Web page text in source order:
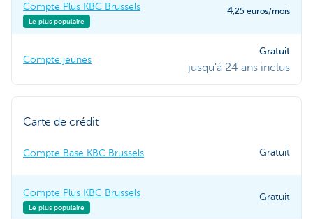
Compte Plus KBC Brussels
Le plus populaire
4 ,25 euros/mois
Compte jeunes
Gratuit
jusqu'à 24 ans inclus
Carte de crédit
Compte Base KBC Brussels Gratuit
Compte Plus KBC Brussels
Le plus populaire
Gratuit